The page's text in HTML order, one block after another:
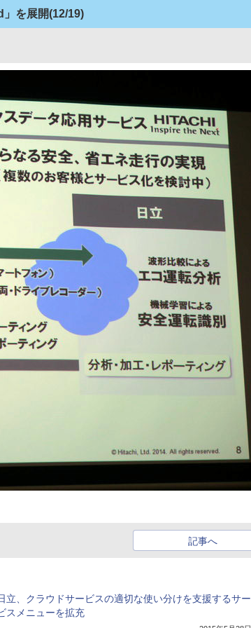
を展開(12/19)
記事へ
立、クラウドサービスの適切な使い分けを支援するサー
スメニューを拡充